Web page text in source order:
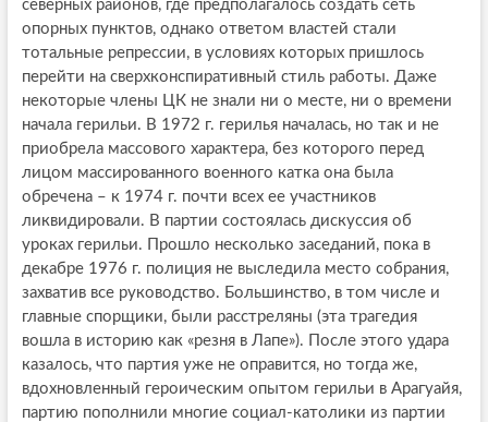
северных районов, где предполагалось создать сеть
опорных пунктов, однако ответом властей стали
тотальные репрессии, в условиях которых пришлось
перейти на сверхконспиративный стиль работы. Даже
некоторые члены ЦК не знали ни о месте, ни о времени
начала герильи. В 1972 г. герилья началась, но так и не
приобрела массового характера, без которого перед
лицом массированного военного катка она была
обречена – к 1974 г. почти всех ее участников
ликвидировали. В партии состоялась дискуссия об
уроках герильи. Прошло несколько заседаний, пока в
декабре 1976 г. полиция не выследила место собрания,
захватив все руководство. Большинство, в том числе и
главные спорщики, были расстреляны (эта трагедия
вошла в историю как «резня в Лапе»). После этого удара
казалось, что партия уже не оправится, но тогда же,
вдохновленный героическим опытом герильи в Арагуайя,
партию пополнили многие социал-католики из партии